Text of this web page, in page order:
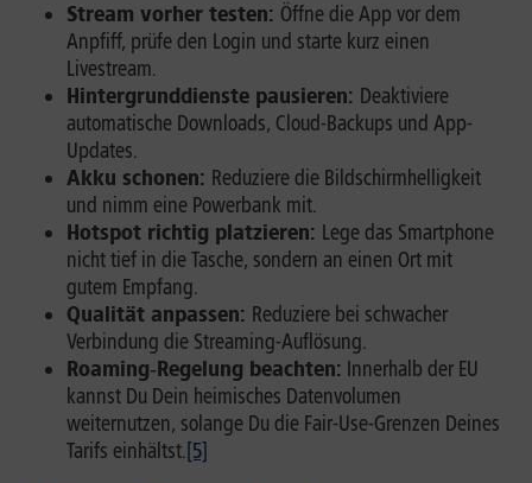
Stream vorher testen: Öffne die App vor dem
Anpfiff, prüfe den Login und starte kurz einen
Livestream.
Hintergrunddienste pausieren: Deaktiviere
automatische Downloads, Cloud-Backups und App-
Updates.
Akku schonen: Reduziere die Bildschirmhelligkeit
und nimm eine Powerbank mit.
Hotspot richtig platzieren: Lege das Smartphone
nicht tief in die Tasche, sondern an einen Ort mit
gutem Empfang.
Qualität anpassen: Reduziere bei schwacher
Verbindung die Streaming-Auflösung.
Roaming‑Regelung beachten: Innerhalb der EU
kannst Du Dein heimisches Datenvolumen
weiternutzen, solange Du die Fair-Use-Grenzen Deines
Tarifs einhältst.[5]